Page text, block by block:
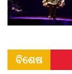
ବିଶେଷ